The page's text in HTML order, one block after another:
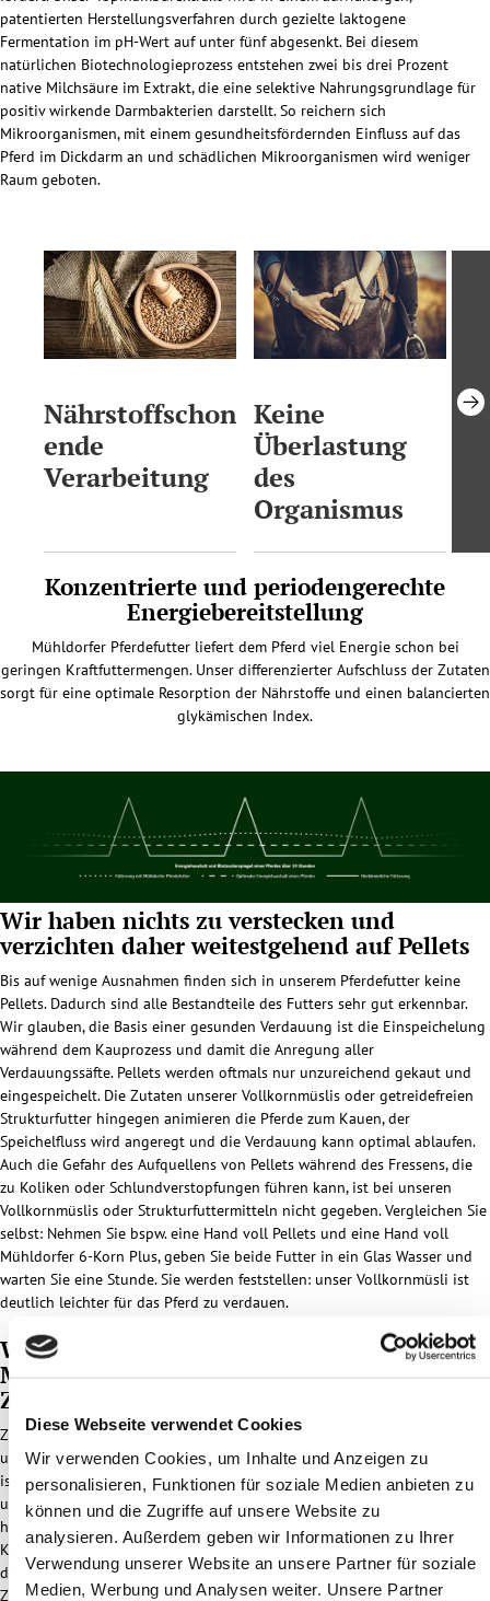
Diese Webseite verwendet Cookies
Wir verwenden Cookies, um Inhalte und Anzeigen zu
personalisieren, Funktionen für soziale Medien anbieten zu
können und die Zugriffe auf unsere Website zu
analysieren. Außerdem geben wir Informationen zu Ihrer
Verwendung unserer Website an unsere Partner für soziale
Medien, Werbung und Analysen weiter. Unsere Partner
patentierten Herstellungsverfahren durch gezielte laktogene
Fermentation im pH-Wert auf unter fünf abgesenkt. Bei diesem
natürlichen Biotechnologieprozess entstehen zwei bis drei Prozent
native Milchsäure im Extrakt, die eine selektive Nahrungsgrundlage für
positiv wirkende Darmbakterien darstellt. So reichern sich
Mikroorganismen, mit einem gesundheitsfördernden Einfluss auf das
Pferd im Dickdarm an und schädlichen Mikroorganismen wird weniger
Raum geboten.
Nährstoffschon
ende
Verarbeitung
Keine
Überlastung
des
Organismus
Konzentrierte und periodengerechte
Energiebereitstellung
Mühldorfer Pferdefutter liefert dem Pferd viel Energie schon bei
geringen Kraftfuttermengen. Unser differenzierter Aufschluss der Zutaten
sorgt für eine optimale Resorption der Nährstoffe und einen balancierten
glykämischen Index.
Wir haben nichts zu verstecken und
verzichten daher weitestgehend auf Pellets
Bis auf wenige Ausnahmen finden sich in unserem Pferdefutter keine
Pellets. Dadurch sind alle Bestandteile des Futters sehr gut erkennbar.
Wir glauben, die Basis einer gesunden Verdauung ist die Einspeichelung
während dem Kauprozess und damit die Anregung aller
Verdauungssäfte. Pellets werden oftmals nur unzureichend gekaut und
eingespeichelt. Die Zutaten unserer Vollkornmüslis oder getreidefreien
Strukturfutter hingegen animieren die Pferde zum Kauen, der
Speichelfluss wird angeregt und die Verdauung kann optimal ablaufen.
Auch die Gefahr des Aufquellens von Pellets während des Fressens, die
zu Koliken oder Schlundverstopfungen führen kann, ist bei unseren
Vollkornmüslis oder Strukturfuttermitteln nicht gegeben. Vergleichen Sie
selbst: Nehmen Sie bspw. eine Hand voll Pellets und eine Hand voll
Mühldorfer 6-Korn Plus, geben Sie beide Futter in ein Glas Wasser und
warten Sie eine Stunde. Sie werden feststellen: unser Vollkornmüsli ist
deutlich leichter für das Pferd zu verdauen.
Wir verwenden keine herkömmliche
Melasse, sondern hochwertigen
Zuckerrübensirup
Zuckerrübensirup ist ein reines Naturprodukt, das aus konzentriertem
und eingedicktem Zuckerrübensaft hergestellt wird. Melasse hingegen
ist lediglich ein Nebenerzeugnis der Zuckerproduktion, das aus
unterschiedlichsten Pflanzen gewonnen werden kann. Zuckerrübensirup
hilft uns bei Mühldorfer Pferdefutter auf synthetische
Konservierungsstoffe zu verzichten. Die Getreidekörner erhalten durch
den Sirup eine feine Ummantelung, die vor Vitalstoffverlusten schützt.
Zusätzlich bindet er Feinstteile, sodass das Futter auch an